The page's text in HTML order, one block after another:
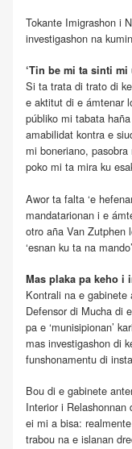
Tokante Imigrashon i
investigashon na
‘Tin be mi ta sinti mi
Si ta trata di trato di
e aktitut di e ámtenar
públiko mi tabata
amabilidat kontra e
mi boneriano,
poko mi ta mira ku
Awor ta falta ‘e
mandatarionan i e
otro aña Van Zutphen
‘esnan ku ta na
Mas plaka pa keho i
Kontrali na e gabinete
Defensor di Mucha di
pa e ‘munisipionan’
mas investigashon di
funshonamentu di
Bou di e gabinete
Interior i Relashonnan
ei mi a bisa:
trabou na e islanan